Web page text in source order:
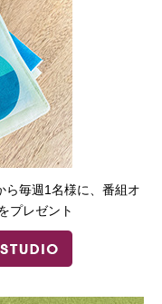
ら毎週1名様に、番組オ
プレゼント